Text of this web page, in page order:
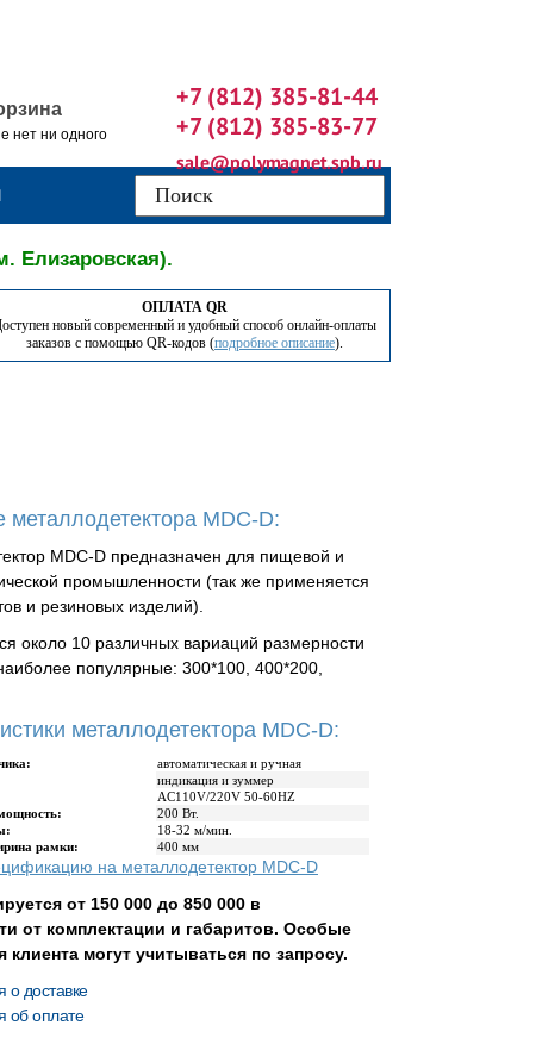
+7 (812) 385-81-44
+7 (812) 385-83-77
sale@polymagnet.spb.ru
нет ни одного
Елизаровская).
ОПЛАТА QR
новый современный и удобный способ онлайн-оплаты
заказов с помощью QR-кодов (подробное описание).
металлодетектора MDC-D:
MDC-D предназначен для пищевой и
промышленности (так же применяется
и резиновых изделий).
около 10 различных вариаций размерности
популярные: 300*100, 400*200,
металлодетектора MDC-D:
автоматическая и ручная
индикация и зуммер
AC110V/220V 50-60HZ
200 Вт.
18-32 м/мин.
рамки:
400 мм
на металлодетектор MDC-D
от 150 000 до 850 000 в
от комплектации и габаритов. Особые
клиента могут учитываться по запросу.
доставке
об оплате